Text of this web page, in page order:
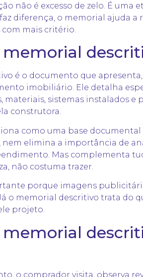
não é excesso de zelo. É uma
diferença, o memorial ajuda a
mais critério.
memorial
é o documento que
imobiliário. Ele detalha
materiais, sistemas instalados e
construtora.
como uma base
nem elimina a importância de
Mas complementa
não costuma trazer.
porque imagens
o memorial descritivo trata do
projeto.
memorial
o comprador visita, observa